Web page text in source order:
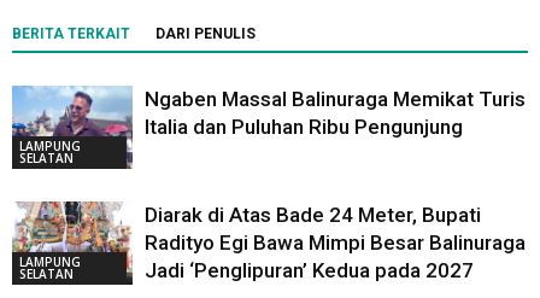
BERITA TERKAIT DARI PENULIS
LAMPUNG
SELATAN
Ngaben Massal Balinuraga Memikat Turis
Italia dan Puluhan Ribu Pengunjung
LAMPUNG
SELATAN
Diarak di Atas Bade 24 Meter, Bupati
Radityo Egi Bawa Mimpi Besar Balinuraga
Jadi ‘Penglipuran’ Kedua pada 2027